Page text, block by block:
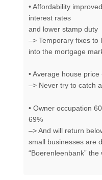
• Affordability
interest rates
and lower stamp duty
–> Temporary fixes to
into the mortgage
• Average house
–> Never try to catch
• Owner occupation
69%
–> And will return
small businesses are
“Boerenleenbank”